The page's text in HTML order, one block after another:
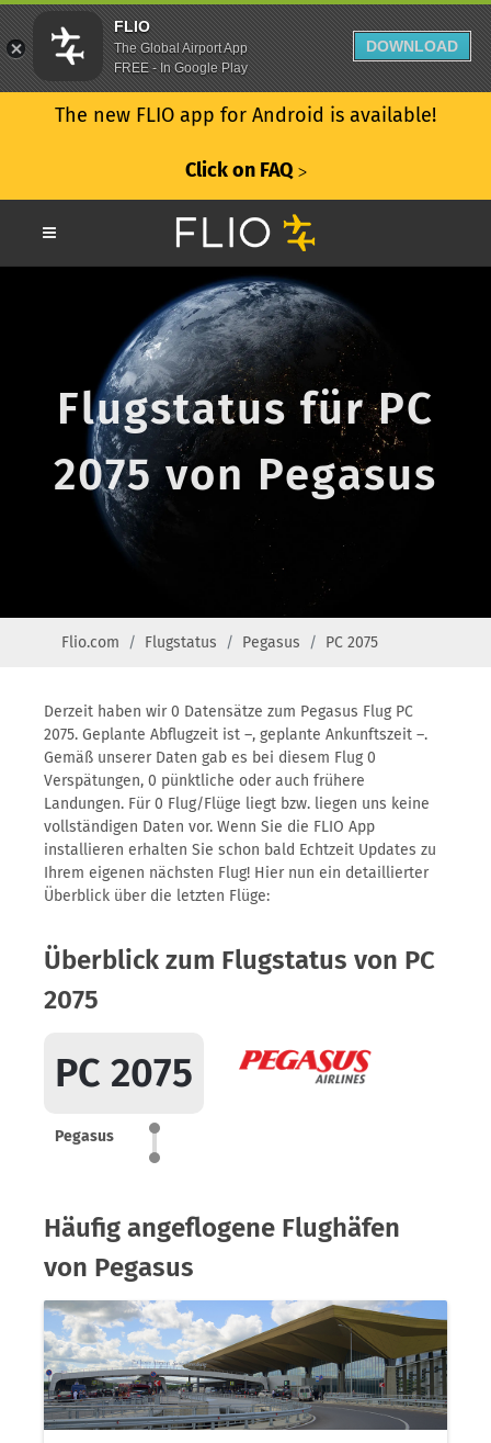
The new FLIO app for Android is available!
Click on FAQ ᐳ
Flugstatus für PC
2075 von Pegasus
Flio.com Flugstatus Pegasus PC 2075
Derzeit haben wir 0 Datensätze zum Pegasus Flug PC
2075. Geplante Abflugzeit ist –, geplante Ankunftszeit –.
Gemäß unserer Daten gab es bei diesem Flug 0
Verspätungen, 0 pünktliche oder auch frühere
Landungen. Für 0 Flug/Flüge liegt bzw. liegen uns keine
vollständigen Daten vor. Wenn Sie die FLIO App
installieren erhalten Sie schon bald Echtzeit Updates zu
Ihrem eigenen nächsten Flug! Hier nun ein detaillierter
Überblick über die letzten Flüge:
Überblick zum Flugstatus von PC
2075
PC 2075
Pegasus
Häufig angeflogene Flughäfen
von Pegasus
FLIO
The Global Airport App
FREE - In Google Play
DOWNLOAD